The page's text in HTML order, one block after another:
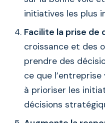
initiatives les plus
Facilite la prise de
croissance et des
prendre des
ce que
à prioriser les
décisions